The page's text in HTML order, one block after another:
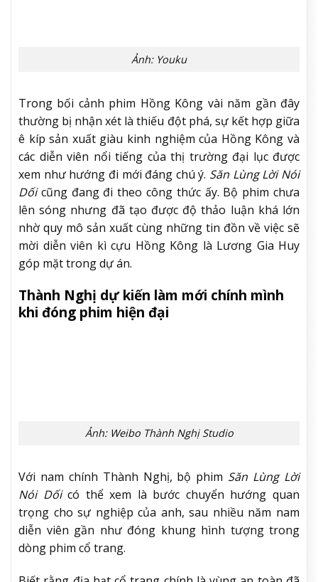
Ảnh: Youku
xem như hướng đi mới đáng chú ý.Săn Lùng Lời Nói
lên sóng nhưng đã tạo được độ thảo luận khá lớn
nhờ quy mô sản xuất cùng những tin đồn về việc sẽ
mời diễn viên kì cựu Hồng Kông là Lương Gia Huy
góp mặt trong dự án.
Thành Nghị dự kiến làm mới chính mình
khi đóng phim hiện đại